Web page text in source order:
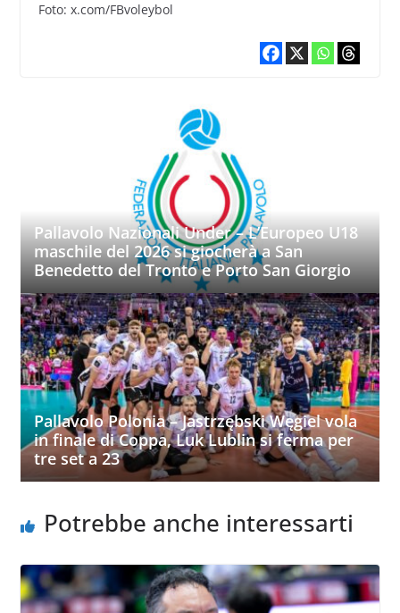
Foto: x.com/FBvoleybol
Pallavolo Nazionali Under – L’Europeo U18
maschile del 2026 si giocherà a San
Benedetto del Tronto e Porto San Giorgio
Pallavolo Polonia – Jastrzębski Węgiel vola
in finale di Coppa, Luk Lublin si ferma per
tre set a 23
Potrebbe anche interessarti